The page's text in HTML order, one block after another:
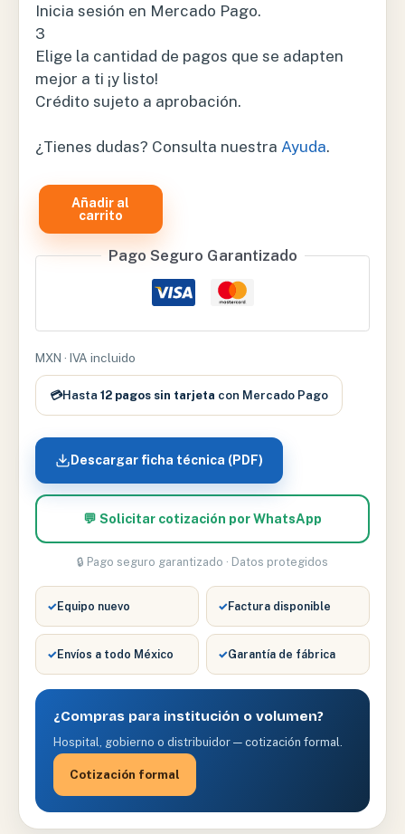
Inicia sesión en Mercado Pago.
3
Elige la cantidad de pagos que se adapten
mejor a ti ¡y listo!
Crédito sujeto a aprobación.
¿Tienes dudas? Consulta nuestra Ayuda.
CAMILLA
EMERGENCIA
(PARTE
DE
ARRIBA
ABAJO)
AMBULANCIA
TRASLADO
TD-
010131-
cantidad
Añadir al
carrito
Pago Seguro Garantizado
MXN · IVA incluido
💳Hasta 12 pagos sin tarjeta con Mercado Pago
Descargar ficha técnica (PDF)
💬 Solicitar cotización por WhatsApp
🔒 Pago seguro garantizado · Datos protegidos
✓Equipo nuevo ✓Factura disponible
✓Envíos a todo México ✓Garantía de fábrica
¿Compras para institución o volumen?
Hospital, gobierno o distribuidor — cotización formal.
Cotización formal